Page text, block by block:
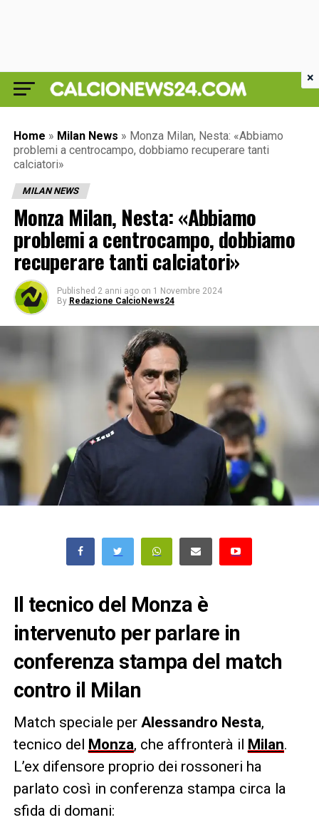
Home » Milan News » Monza Milan, Nesta: «Abbiamo
problemi a centrocampo, dobbiamo recuperare tanti
calciatori»
MILAN NEWS
Monza Milan, Nesta: «Abbiamo
problemi a centrocampo, dobbiamo
recuperare tanti calciatori»
Published 2 anni ago on 1 Novembre 2024
By Redazione CalcioNews24
Il tecnico del Monza è
intervenuto per parlare in
conferenza stampa del match
contro il Milan
Match speciale per Alessandro Nesta,
tecnico del Monza, che affronterà il Milan.
L’ex difensore proprio dei rossoneri ha
parlato così in conferenza stampa circa la
sfida di domani:
×